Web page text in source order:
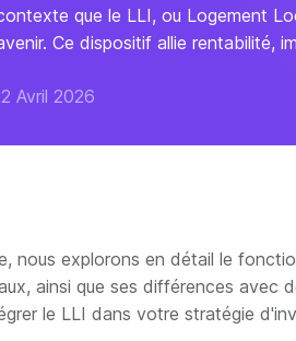
que le LLI, ou Logement
Ce dispositif allie rentabilité,
Avril 2026
nous explorons en détail le
ainsi que ses différences avec
le LLI dans votre stratégie